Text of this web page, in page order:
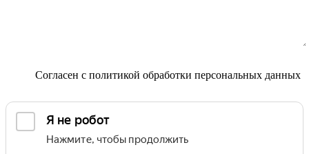
Согласен с политикой обработки персональных данных